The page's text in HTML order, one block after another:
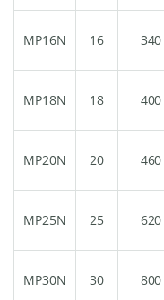
MP16N 16 340
MP18N 18 400
MP20N 20 460
MP25N 25 620
MP30N 30 800